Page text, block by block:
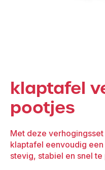
klaptafel
pootjes
Met deze
klaptafel eenvoudig
stevig, stabiel en snel te